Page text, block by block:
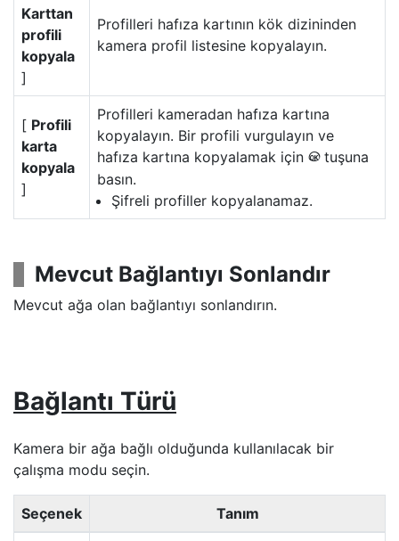
Karttan
profili
kopyala
]
Profilleri hafıza kartının kök dizininden
kamera profil listesine kopyalayın.
[ Profili
karta
kopyala
]
Profilleri kameradan hafıza kartına
kopyalayın. Bir profili vurgulayın ve
hafıza kartına kopyalamak için J tuşuna
basın.
Şifreli profiller kopyalanamaz.
Mevcut Bağlantıyı Sonlandır
Mevcut ağa olan bağlantıyı sonlandırın.
Bağlantı Türü
Kamera bir ağa bağlı olduğunda kullanılacak bir
çalışma modu seçin.
Seçenek Tanım